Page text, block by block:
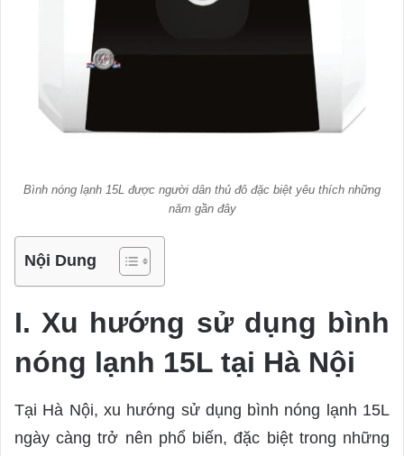
Bình nóng lạnh 15L được người dân thủ đô đặc biệt yêu thích những
năm gần đây
Nội Dung
I. Xu hướng sử dụng bình
nóng lạnh 15L tại Hà Nội
Tại Hà Nội, xu hướng sử dụng bình nóng lạnh 15L
ngày càng trở nên phổ biến, đặc biệt trong những